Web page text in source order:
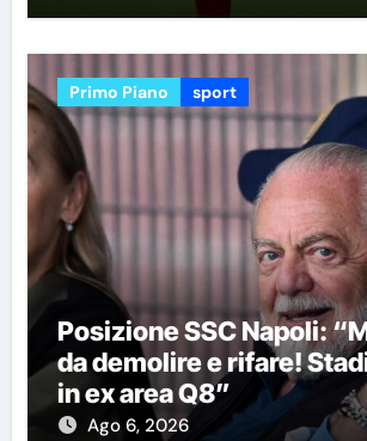
Primo Piano sport
Posizione SSC Napoli:
da demolire e rifare!
in ex area Q8”
Ago 6, 2026